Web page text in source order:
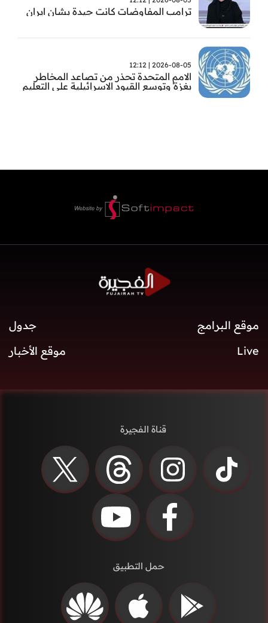
ترامب المفاوضات كانت جيدة بشان ايران
2026-08-05 | 12:12
الامم المتحدة تحذر من تصاعد المخاطر
بغزة وتوسع القيود الاسرائيلية على التعليم
موقع البرامج
جدول
Live
موقع الأخبار
قناة الفجيرة
حمل التطبيق